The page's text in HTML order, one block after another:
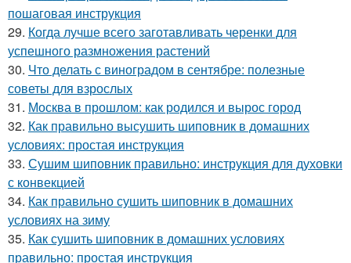
пошаговая инструкция
29. Когда лучше всего заготавливать черенки для
успешного размножения растений
30. Что делать с виноградом в сентябре: полезные
советы для взрослых
31. Москва в прошлом: как родился и вырос город
32. Как правильно высушить шиповник в домашних
условиях: простая инструкция
33. Сушим шиповник правильно: инструкция для духовки
с конвекцией
34. Как правильно сушить шиповник в домашних
условиях на зиму
35. Как сушить шиповник в домашних условиях
правильно: простая инструкция